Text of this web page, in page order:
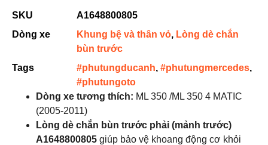
SKU
A1648800805
Dòng xe
Khung bệ và thân vỏ, Lòng dè chắn
bùn trước
Tags
#phutungducanh, #phutungmercedes,
#phutungoto
Dòng xe tương thích: ML 350 /ML 350 4 MATIC
(2005-2011)
Lòng dè chắn bùn trước phải (mảnh trước)
A1648800805 giúp bảo vệ khoang động cơ khỏi